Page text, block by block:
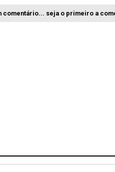
comentário... seja o primeiro a